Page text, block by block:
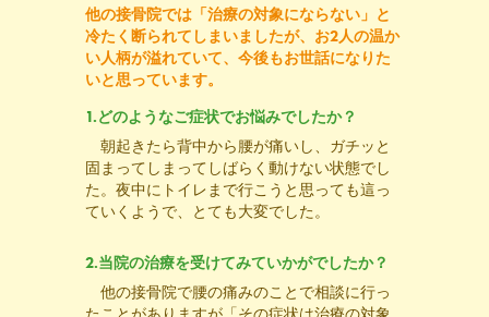
他の接骨院では「治療の対象にならない」と
冷たく断られてしまいましたが、お2人の温か
い人柄が溢れていて、今後もお世話になりた
いと思っています。
1.どのようなご症状でお悩みでしたか？
朝起きたら背中から腰が痛いし、ガチッと
固まってしまってしばらく動けない状態でし
た。夜中にトイレまで行こうと思っても這っ
ていくようで、とても大変でした。
2.当院の治療を受けてみていかがでしたか？
他の接骨院で腰の痛みのことで相談に行っ